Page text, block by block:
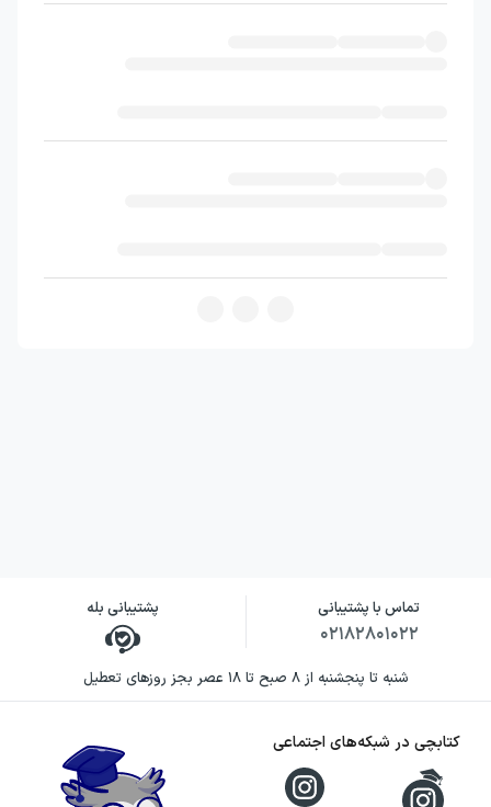
تماس با پشتیبانی
۰۲۱۸۲۸۰۱۰۲۲
پشتیبانی بله
شنبه تا پنجشنبه از ۸ صبح تا ۱۸ عصر بجز روزهای تعطیل
کتابچی در شبکه‌های اجتماعی